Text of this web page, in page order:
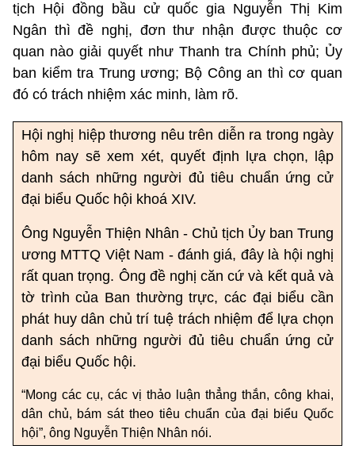
tịch Hội đồng bầu cử quốc gia Nguyễn Thị Kim
Ngân thì đề nghị, đơn thư nhận được thuộc cơ
quan nào giải quyết như Thanh tra Chính phủ; Ủy
ban kiểm tra Trung ương; Bộ Công an thì cơ quan
đó có trách nhiệm xác minh, làm rõ.
Hội nghị hiệp thương nêu trên diễn ra trong ngày
hôm nay sẽ xem xét, quyết định lựa chọn, lập
danh sách những người đủ tiêu chuẩn ứng cử
đại biểu Quốc hội khoá XIV.
Ông Nguyễn Thiện Nhân - Chủ tịch Ủy ban Trung
ương MTTQ Việt Nam - đánh giá, đây là hội nghị
rất quan trọng. Ông đề nghị căn cứ và kết quả và
tờ trình của Ban thường trực, các đại biểu cần
phát huy dân chủ trí tuệ trách nhiệm để lựa chọn
danh sách những người đủ tiêu chuẩn ứng cử
đại biểu Quốc hội.
“Mong các cụ, các vị thảo luận thẳng thắn, công khai,
dân chủ, bám sát theo tiêu chuẩn của đại biểu Quốc
hội”, ông Nguyễn Thiện Nhân nói.